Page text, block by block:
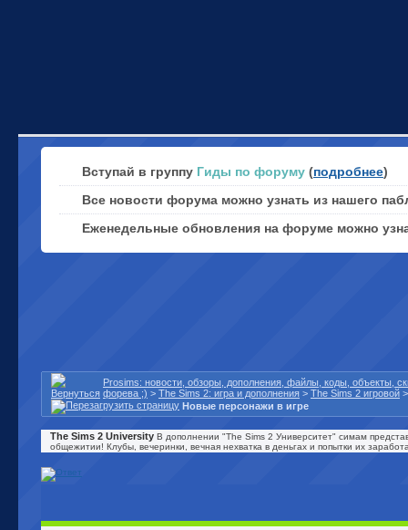
Вступай в группу Гиды по форуму (подробнее)
Все новости форума можно узнать из нашего
Еженедельные обновления на форуме можно
Prosims: новости, обзоры, дополнения, файлы, коды, объекты,
форева ;) > The Sims 2: игра и дополнения > The Sims 2 игровой
Новые персонажи в игре
The Sims 2 University В дополнении "The Sims 2 Университет" симам
общежитии! Клубы, вечеринки, вечная нехватка в деньгах и попытки их